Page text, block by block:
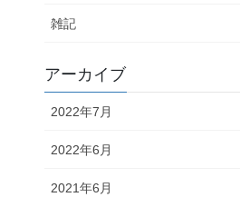
雑記
アーカイブ
2022年7月
2022年6月
2021年6月